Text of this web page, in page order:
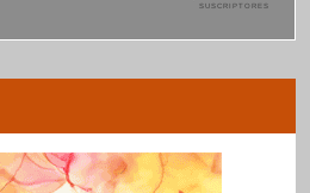
SUSCRIPTORES